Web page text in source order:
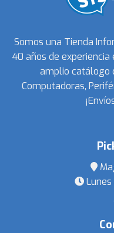
Somos una Tienda
40 años de experiencia
amplio catálogo
Computadoras,
Lunes